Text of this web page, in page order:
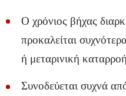
Ο χρόνιος βήχας
προκαλείται
ή μεταρινική
Συνοδεύεται συχνά